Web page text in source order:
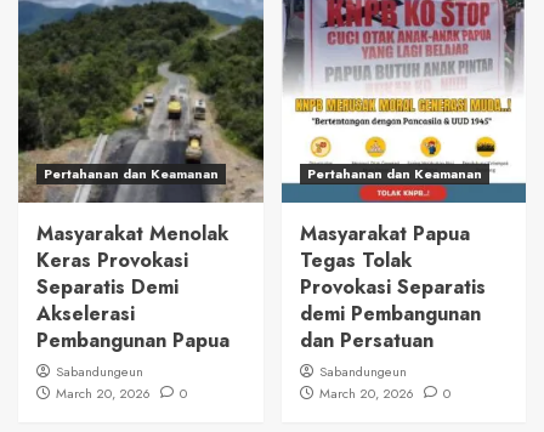
Pertahanan dan Keamanan
Masyarakat Menolak
Keras Provokasi
Separatis Demi
Akselerasi
Pembangunan Papua
Sabandungeun
March 20, 2026
0
Pertahanan dan Keamanan
Masyarakat Papua
Tegas Tolak
Provokasi Separatis
demi Pembangunan
dan Persatuan
Sabandungeun
March 20, 2026
0